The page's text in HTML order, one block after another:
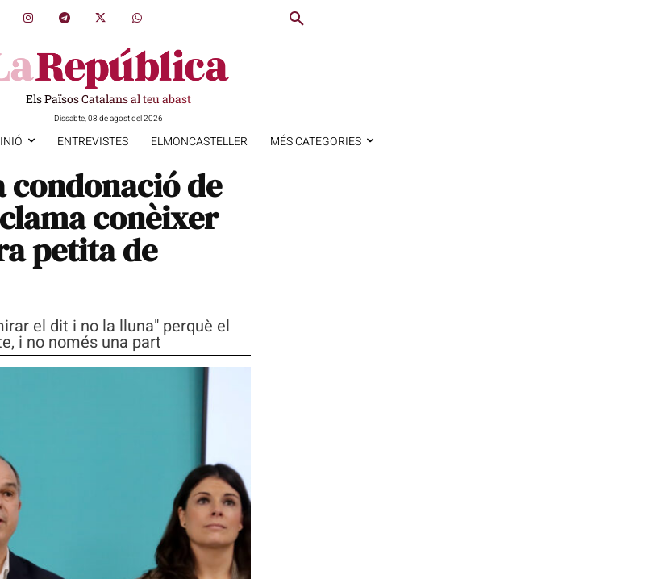
Els Països Catalans al teu abast
Dissabte, 08 de agost del 2026
ENTREVISTES ELMONCASTELLER MÉS CATEGORIES
de
conèixer
petita de
el dit i no la lluna" perquè el
i no només una part